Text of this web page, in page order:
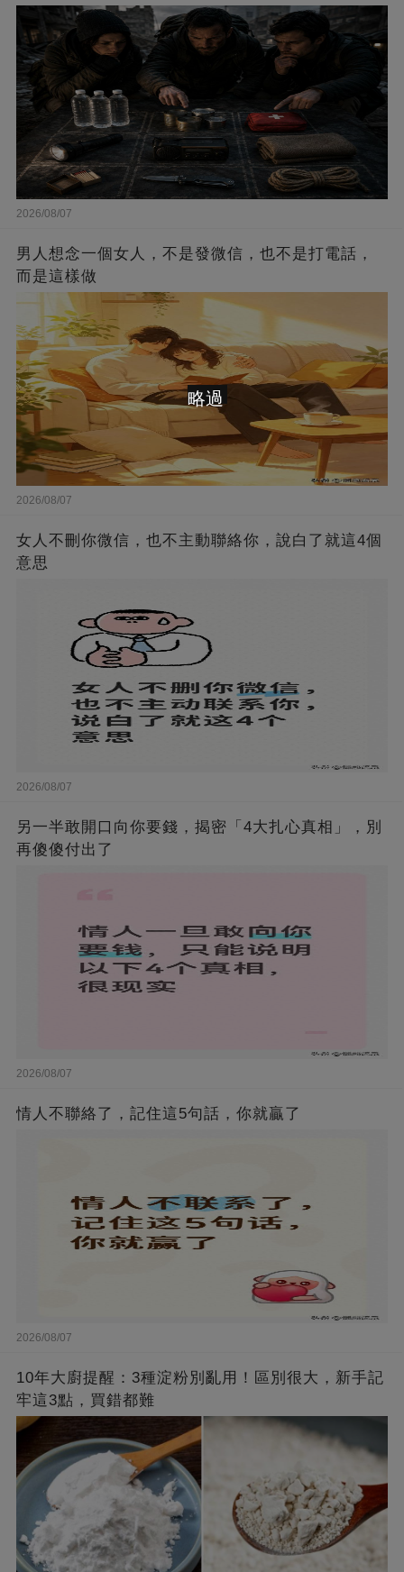
2026/08/07
男人想念一個女人，不是發微信，也不是打電話，
而是這樣做
2026/08/07
女人不刪你微信，也不主動聯絡你，說白了就這4個
意思
2026/08/07
另一半敢開口向你要錢，揭密「4大扎心真相」，別
再傻傻付出了
2026/08/07
情人不聯絡了，記住這5句話，你就贏了
2026/08/07
10年大廚提醒：3種淀粉別亂用！區別很大，新手記
牢這3點，買錯都難
略過